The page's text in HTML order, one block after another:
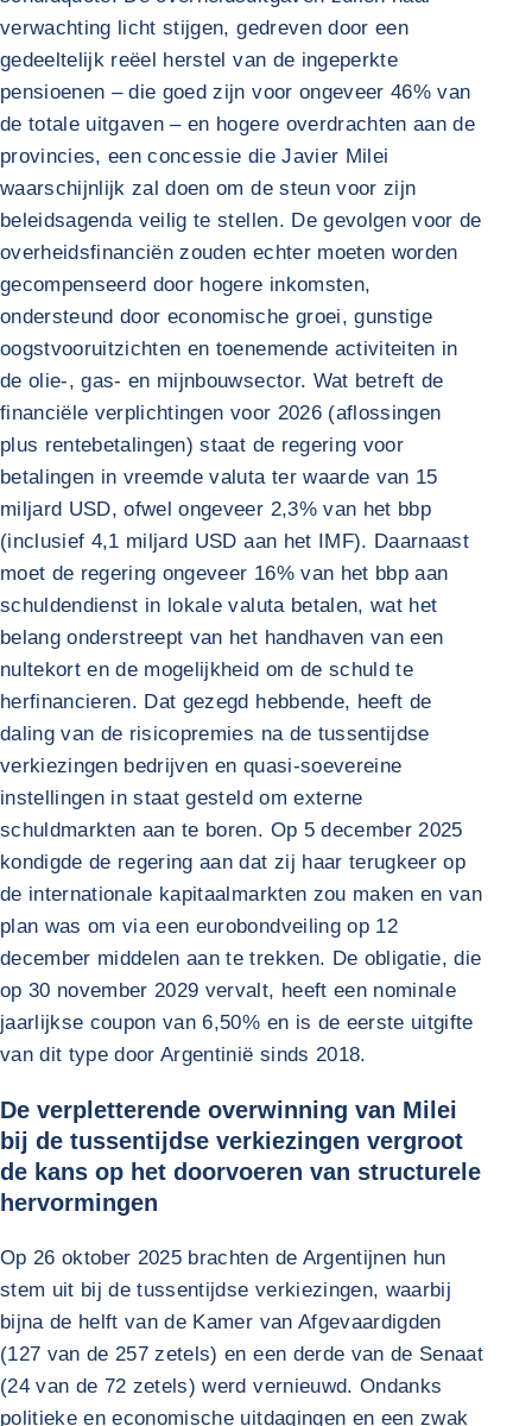
verwachting licht stijgen, gedreven door een
gedeeltelijk reëel herstel van de ingeperkte
pensioenen – die goed zijn voor ongeveer 46% van
de totale uitgaven – en hogere overdrachten aan de
provincies, een concessie die Javier Milei
waarschijnlijk zal doen om de steun voor zijn
beleidsagenda veilig te stellen. De gevolgen voor de
overheidsfinanciën zouden echter moeten worden
gecompenseerd door hogere inkomsten,
ondersteund door economische groei, gunstige
oogstvooruitzichten en toenemende activiteiten in
de olie-, gas- en mijnbouwsector. Wat betreft de
financiële verplichtingen voor 2026 (aflossingen
plus rentebetalingen) staat de regering voor
betalingen in vreemde valuta ter waarde van 15
miljard USD, ofwel ongeveer 2,3% van het bbp
(inclusief 4,1 miljard USD aan het IMF). Daarnaast
moet de regering ongeveer 16% van het bbp aan
schuldendienst in lokale valuta betalen, wat het
belang onderstreept van het handhaven van een
nultekort en de mogelijkheid om de schuld te
herfinancieren. Dat gezegd hebbende, heeft de
daling van de risicopremies na de tussentijdse
verkiezingen bedrijven en quasi-soevereine
instellingen in staat gesteld om externe
schuldmarkten aan te boren. Op 5 december 2025
kondigde de regering aan dat zij haar terugkeer op
de internationale kapitaalmarkten zou maken en van
plan was om via een eurobondveiling op 12
december middelen aan te trekken. De obligatie, die
op 30 november 2029 vervalt, heeft een nominale
jaarlijkse coupon van 6,50% en is de eerste uitgifte
van dit type door Argentinië sinds 2018.
De verpletterende overwinning van Milei
bij de tussentijdse verkiezingen vergroot
de kans op het doorvoeren van structurele
hervormingen
Op 26 oktober 2025 brachten de Argentijnen hun
stem uit bij de tussentijdse verkiezingen, waarbij
bijna de helft van de Kamer van Afgevaardigden
(127 van de 257 zetels) en een derde van de Senaat
(24 van de 72 zetels) werd vernieuwd. Ondanks
politieke en economische uitdagingen en een zwak